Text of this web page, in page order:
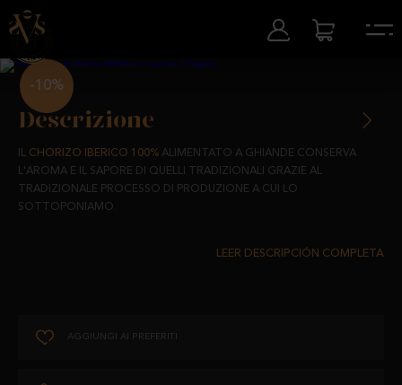
-10%
Descrizione
IL CHORIZO IBERICO 100% ALIMENTATO A GHIANDE CONSERVA
L'AROMA E IL SAPORE DI QUELLI TRADIZIONALI GRAZIE AL
TRADIZIONALE PROCESSO DI PRODUZIONE A CUI LO
SOTTOPONIAMO.
PRODOTTI NATURALI AL 100%, UNA MARINATURA UNICA E LA CURA E
INSACCATO CON BUDELLO NATURALE E SOTTOPOSTO A UN
AGGIUNGI AI PREFERITI